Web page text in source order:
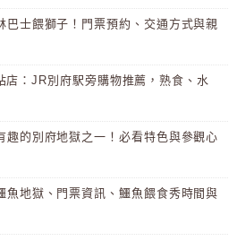
巴士餵獅子！門票預約、交通方式與親
：JR別府駅旁購物推薦，熟食、水
趣的別府地獄之一！必看特色與參觀心
魚地獄、門票資訊、鱷魚餵食秀時間與